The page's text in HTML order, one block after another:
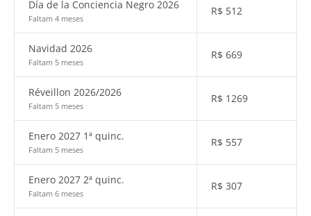
Día de la Conciencia Negro 2026
Faltam 4 meses
R$ 512
Navidad 2026
Faltam 5 meses
R$ 669
Réveillon 2026/2026
Faltam 5 meses
R$ 1269
Enero 2027 1ª quinc.
Faltam 5 meses
R$ 557
Enero 2027 2ª quinc.
Faltam 6 meses
R$ 307